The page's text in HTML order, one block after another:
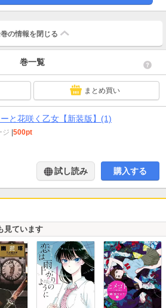
の情報を 閉じる
巻一覧
まとめ買い
ーと花咲く乙女【新装版】(1)
ジ |500pt
試し読み 購入する
見ています